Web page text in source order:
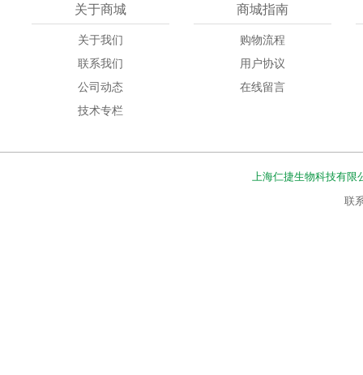
关于商城
关于我们
联系我们
公司动态
技术专栏
商城指南
购物流程
用户协议
在线留言
上海仁捷生物科技有限
联